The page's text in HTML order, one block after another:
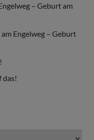
– Geburt am
Engelweg – Geburt
das!